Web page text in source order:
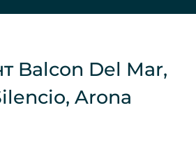
Balcon Del Mar,
Arona